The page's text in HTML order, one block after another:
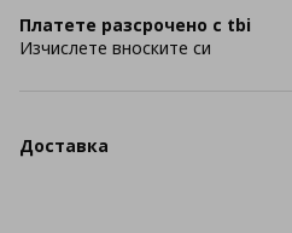
Платете разсрочено с tbi
Изчислете вноските си
Доставка